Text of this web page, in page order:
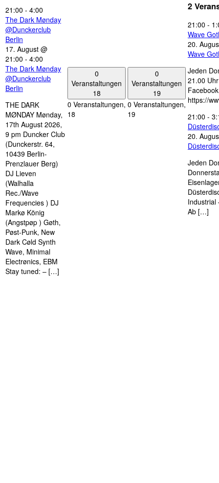
21:00 - 4:00
The Dark Mønday
@Dunckerclub
Berlin
17. August @
21:00 - 4:00
The Dark Mønday
@Dunckerclub
Berlin
THE DARK
MØNDAY Mønday,
17th August 2026,
9 pm Duncker Club
(Dunckerstr. 64,
10439 Berlin-
Prenzlauer Berg)
DJ Lieven
(Walhalla
Rec./Wave
Frequencies ) DJ
Markø König
(Angstpøp ) Gøth,
Pøst-Punk, New
Dark Cøld Synth
Wave, Minimal
Electrønics, EBM
Stay tuned: – […]
0
Veranstaltungen
18
0 Veranstaltungen,
18
0
Veranstaltungen
19
0 Veranstaltungen,
19
2
21:00 -
Wave
20.
Wave
Jeden
21.00
https://
21:00 -
20.
Jeden
Industrial
Ab […]